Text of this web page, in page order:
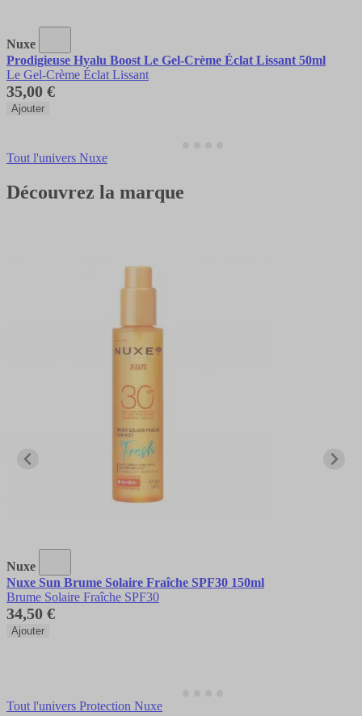
Nuxe
Prodigieuse Hyalu Boost Le Gel-Crème Éclat Lissant 50ml
Le Gel-Crème Éclat Lissant
35,00 €
Ajouter
Tout l'univers Nuxe
Découvrez la marque
Nuxe
Nuxe Sun Brume Solaire Fraîche SPF30 150ml
Brume Solaire Fraîche SPF30
34,50 €
Ajouter
Tout l'univers Protection Nuxe